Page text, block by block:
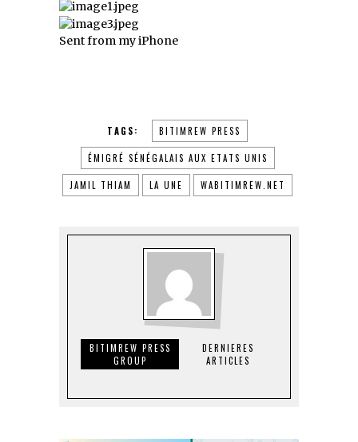
Sent from my iPhone
TAGS: BITIMREW PRESS
ÉMIGRÉ SÉNÉGALAIS AUX ETATS UNIS
JAMIL THIAM LA UNE WABITIMREW.NET
BITIMREW PRESS
GROUP
DERNIERES
ARTICLES